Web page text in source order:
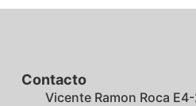
Contacto
Vicente Ramon Roca